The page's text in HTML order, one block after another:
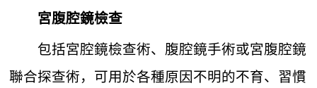
宮腹腔鏡檢查
包括宮腔鏡檢查術、腹腔鏡手術或宮腹腔鏡
聯合探查術，可用於各種原因不明的不育、習慣